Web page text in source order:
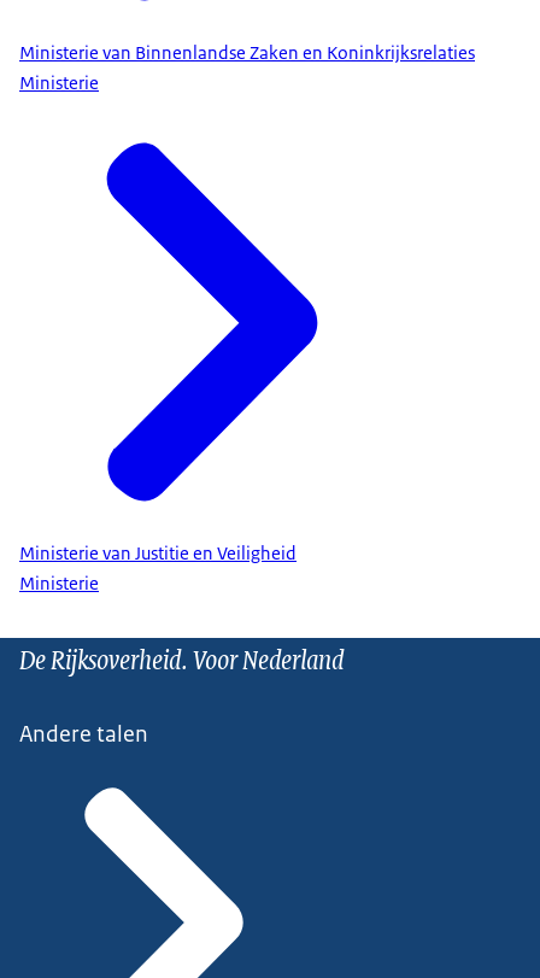
Ministerie van Binnenlandse Zaken en Koninkrijksrelaties
Ministerie
Ministerie van Justitie en Veiligheid
Ministerie
De Rijksoverheid. Voor Nederland
Andere talen